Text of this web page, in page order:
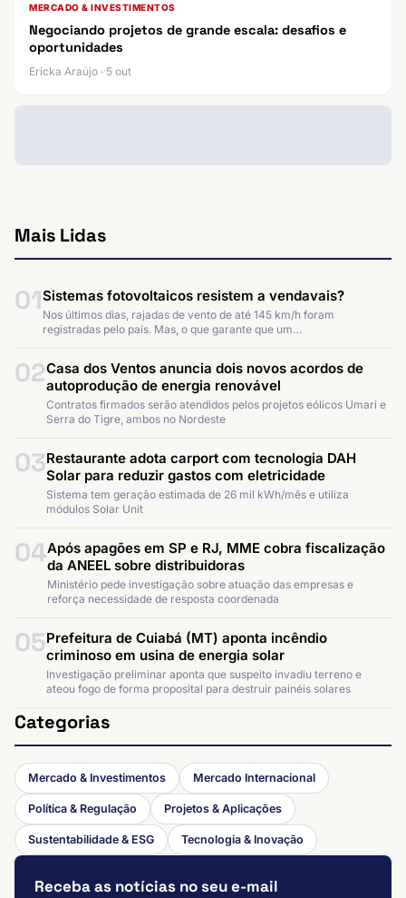
MERCADO & INVESTIMENTOS
Negociando projetos de grande escala: desafios e
oportunidades
Ericka Araújo · 5 out
Mais Lidas
01Sistemas fotovoltaicos resistem a vendavais?
Nos últimos dias, rajadas de vento de até 145 km/h foram
registradas pelo país. Mas, o que garante que um…
02Casa dos Ventos anuncia dois novos acordos de
autoprodução de energia renovável
Contratos firmados serão atendidos pelos projetos eólicos Umari e
Serra do Tigre, ambos no Nordeste
03Restaurante adota carport com tecnologia DAH
Solar para reduzir gastos com eletricidade
Sistema tem geração estimada de 26 mil kWh/mês e utiliza
módulos Solar Unit
04Após apagões em SP e RJ, MME cobra fiscalização
da ANEEL sobre distribuidoras
Ministério pede investigação sobre atuação das empresas e
reforça necessidade de resposta coordenada
05Prefeitura de Cuiabá (MT) aponta incêndio
criminoso em usina de energia solar
Investigação preliminar aponta que suspeito invadiu terreno e
ateou fogo de forma proposital para destruir painéis solares
Categorias
Mercado & Investimentos Mercado Internacional
Política & Regulação Projetos & Aplicações
Sustentabilidade & ESG Tecnologia & Inovação
Receba as notícias no seu e-mail